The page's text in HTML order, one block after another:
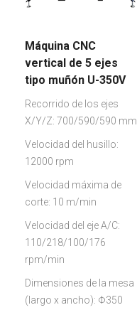
Máquina CNC
vertical de 5 ejes
tipo muñón U-350V
Recorrido de los ejes
X/Y/Z: 700/590/590 mm
Velocidad del husillo:
12000 rpm
Velocidad máxima de
corte: 10 m/min
Velocidad del eje A/C:
110/218/100/176
rpm/min
Dimensiones de la mesa
(largo x ancho): Φ350